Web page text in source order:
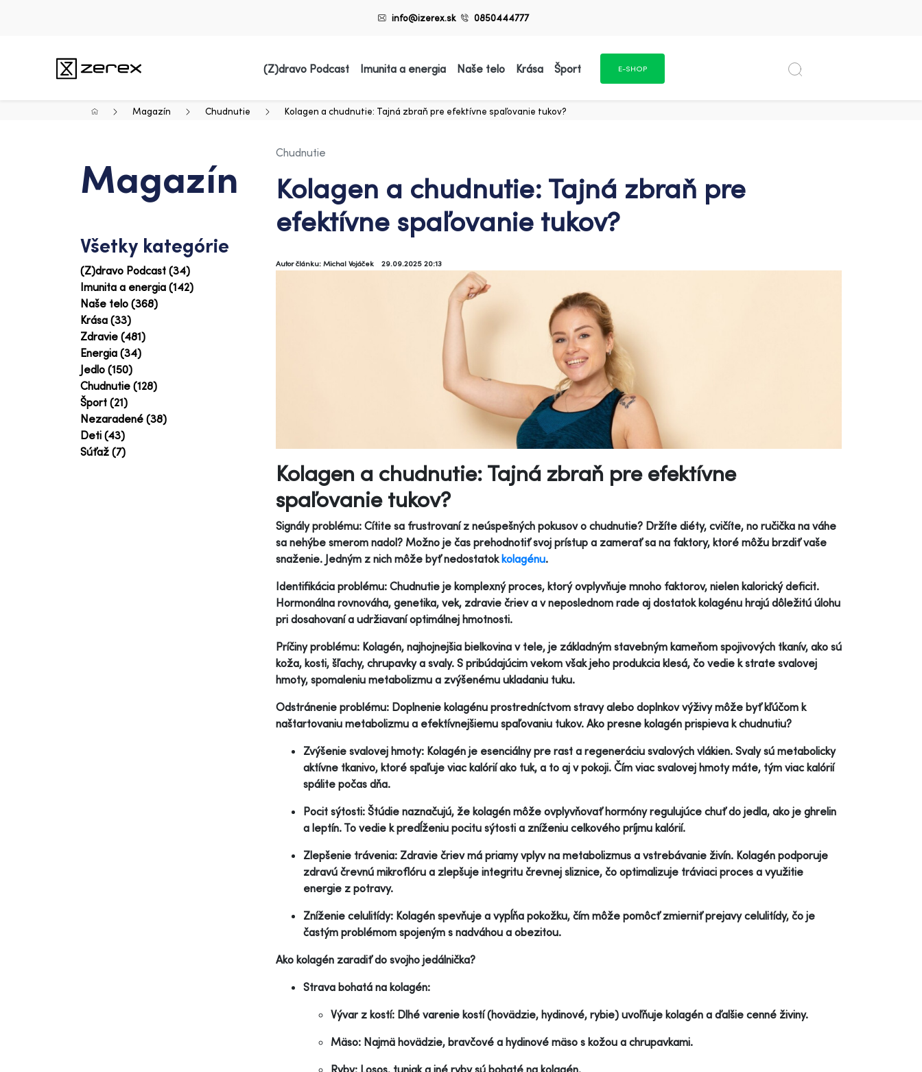
info@izerex.sk 0850444777
(Z)dravo Podcast Imunita a energia Naše telo Krása Šport E-SHOP
Magazín Chudnutie Kolagen a chudnutie: Tajná zbraň pre efektívne spaľovanie tukov?
Magazín
Všetky kategórie
(Z)dravo Podcast (34)
Imunita a energia (142)
Naše telo (368)
Krása (33)
Zdravie (481)
Energia (34)
Jedlo (150)
Chudnutie (128)
Šport (21)
Nezaradené (38)
Deti (43)
Súťaž (7)
Chudnutie
Kolagen a chudnutie: Tajná zbraň pre
efektívne spaľovanie tukov?
Autor článku: Michal Vojáček 29.09.2025 20:13
Kolagen a chudnutie: Tajná zbraň pre efektívne
spaľovanie tukov?
Signály problému: Cítite sa frustrovaní z neúspešných pokusov o chudnutie? Držíte diéty, cvičíte, no ručička na váhe
sa nehýbe smerom nadol? Možno je čas prehodnotiť svoj prístup a zamerať sa na faktory, ktoré môžu brzdiť vaše
snaženie. Jedným z nich môže byť nedostatokkolagénu.
Identifikácia problému: Chudnutie je komplexný proces, ktorý ovplyvňuje mnoho faktorov, nielen kalorický deficit.
Hormonálna rovnováha, genetika, vek, zdravie čriev a v neposlednom rade aj dostatok kolagénu hrajú dôležitú úlohu
pri dosahovaní a udržiavaní optimálnej hmotnosti.
Príčiny problému: Kolagén, najhojnejšia bielkovina v tele, je základným stavebným kameňom spojivových tkanív, ako sú
koža, kosti, šľachy, chrupavky a svaly. S pribúdajúcim vekom však jeho produkcia klesá, čo vedie k strate svalovej
hmoty, spomaleniu metabolizmu a zvýšenému ukladaniu tuku.
Odstránenie problému: Doplnenie kolagénu prostredníctvom stravy alebo doplnkov výživy môže byť kľúčom k
naštartovaniu metabolizmu a efektívnejšiemu spaľovaniu tukov. Ako presne kolagén prispieva k chudnutiu?
Zvýšenie svalovej hmoty: Kolagén je esenciálny pre rast a regeneráciu svalových vlákien. Svaly sú metabolicky
aktívne tkanivo, ktoré spaľuje viac kalórií ako tuk, a to aj v pokoji. Čím viac svalovej hmoty máte, tým viac kalórií
spálite počas dňa.
Pocit sýtosti: Štúdie naznačujú, že kolagén môže ovplyvňovať hormóny regulujúce chuť do jedla, ako je ghrelin
a leptín. To vedie k predĺženiu pocitu sýtosti a zníženiu celkového príjmu kalórií.
Zlepšenie trávenia: Zdravie čriev má priamy vplyv na metabolizmus a vstrebávanie živín. Kolagén podporuje
zdravú črevnú mikroflóru a zlepšuje integritu črevnej sliznice, čo optimalizuje tráviaci proces a využitie
energie z potravy.
Zníženie celulitídy: Kolagén spevňuje a vypĺňa pokožku, čím môže pomôcť zmierniť prejavy celulitídy, čo je
častým problémom spojeným s nadváhou a obezitou.
Ako kolagén zaradiť do svojho jedálnička?
Strava bohatá na kolagén:
Vývar z kostí: Dlhé varenie kostí (hovädzie, hydinové, rybie) uvoľňuje kolagén a ďalšie cenné živiny.
Mäso: Najmä hovädzie, bravčové a hydinové mäso s kožou a chrupavkami.